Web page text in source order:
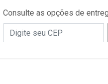
Consulte as opções de